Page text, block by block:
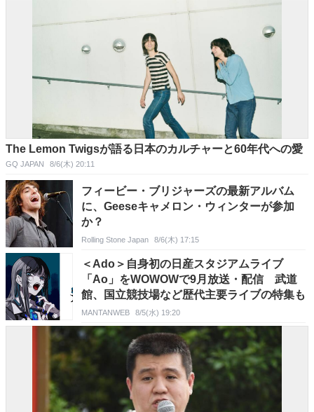
The Lemon Twigsが語る日本のカルチャーと60年代への愛
GQ JAPAN 8/6(木) 20:11
フィービー・ブリジャーズの最新アルバム
に、Geeseキャメロン・ウィンターが参加
か？
Rolling Stone Japan 8/6(木) 17:15
＜Ado＞自身初の日産スタジアムライブ
「Ao」をWOWOWで9月放送・配信 武道
館、国立競技場など歴代主要ライブの特集も
MANTANWEB 8/5(水) 19:20